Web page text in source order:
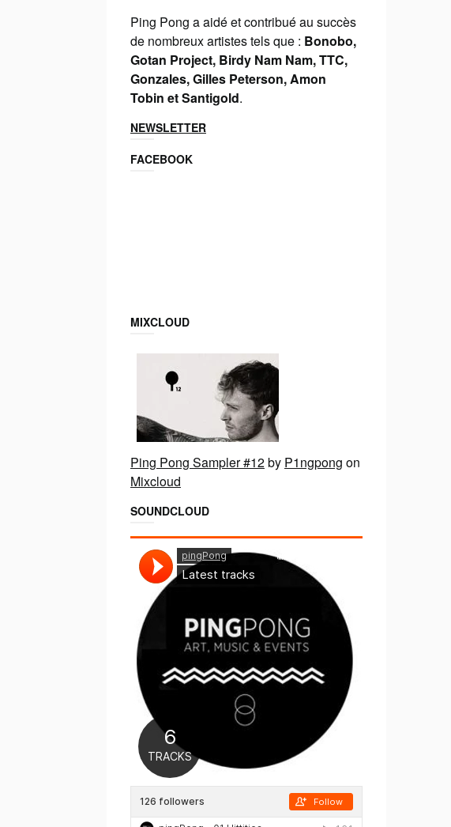
Ping Pong a aidé et contribué au succès
de nombreux artistes tels que : Bonobo,
Gotan Project, Birdy Nam Nam, TTC,
Gonzales, Gilles Peterson, Amon
Tobin et Santigold.
NEWSLETTER
FACEBOOK
MIXCLOUD
Ping Pong Sampler #12by P1ngpong on
Mixcloud
SOUNDCLOUD